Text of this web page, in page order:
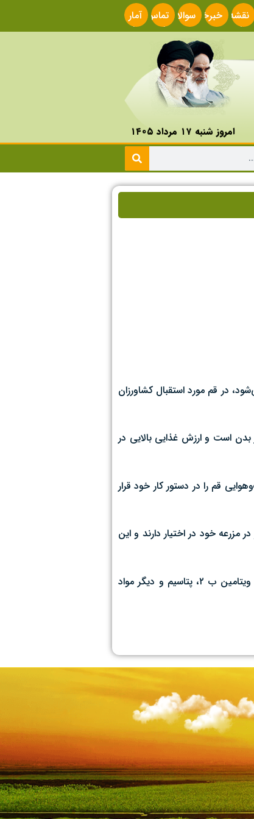
نقشه
سایت
خبرخوانسوالات
متداول
تماس
با ما
آمار
سایت
امروز شنبه ۱۷ مرداد ۱۴۰۵
در قم مورد استقبال کشاورزان
بدن است و ارزش غذایی بالایی در
قم را در دستور کار خود قرار
مزرعه خود در اختیار دارند و این
گیاه کینوا قدمتی پنج‌هزار ساله دارد و بسیار سبک‌تر و خوش هضم‌تر از دانه‌هایی چون برنج است و منبع غنی پروتئین، منیزیم، فیبر، فسفر، ویتامین ب ۲، پتاسیم و دیگر مواد